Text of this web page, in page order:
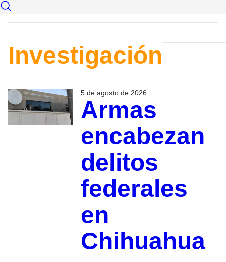
Investigación
5 de agosto de 2026
Armas
encabezan
delitos
federales
en
Chihuahua